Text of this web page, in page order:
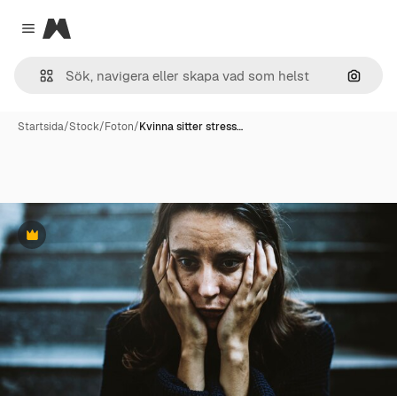
Close menu
Magnific
Sök
Startsida/Stock/Foton/Kvinna sitter stress…
Premie